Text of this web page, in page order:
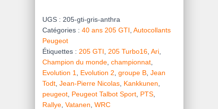
initial
était :
4,00 €.
actuel
est :
3,00 €.
UGS : 205-gti-gris-anthra
Catégories : 40 ans 205 GTI Autocollants
Peugeot
Étiquettes : 205 GTI 205 Turbo16, Ari,
Champion du monde, championnat,
Evolution 1
Evolution 2 groupe B, Jean
Todt, Jean-Pierre Nicolas, Kankkunen
peugeot, Peugeot Talbot Sport, PTS,
Rallye, Vatanen WRC